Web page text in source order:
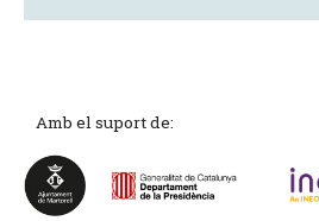
Amb el suport de: